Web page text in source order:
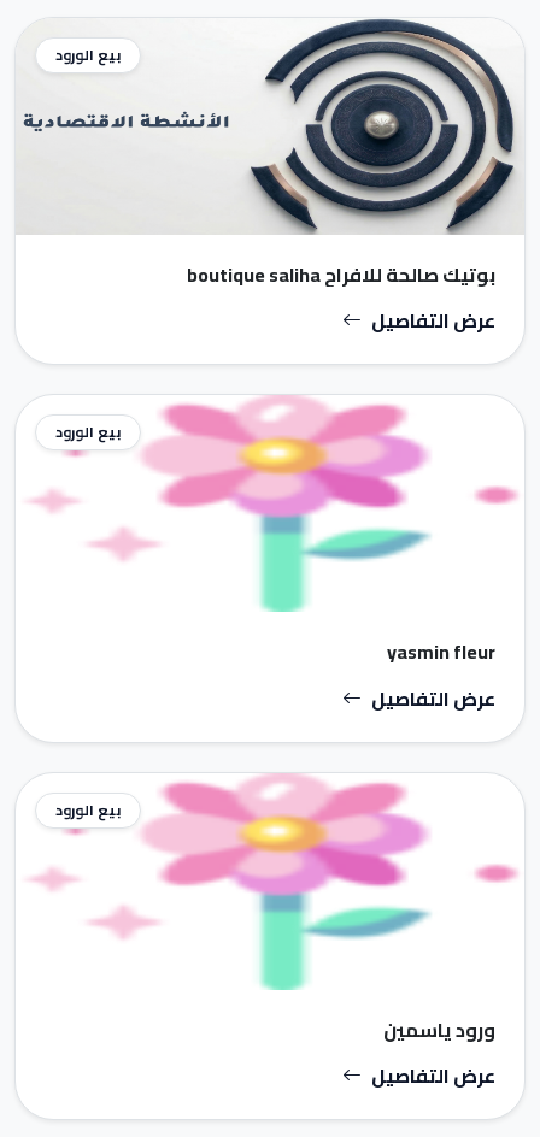
بيع الورود
بوتيك صالحة للافراح boutique saliha
عرض التفاصيل
بيع الورود
yasmin fleur
عرض التفاصيل
بيع الورود
ورود ياسمين
عرض التفاصيل